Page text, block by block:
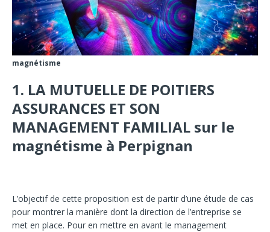
magnétisme
1. LA MUTUELLE DE POITIERS
ASSURANCES ET SON
MANAGEMENT FAMILIAL sur le
magnétisme à Perpignan
L’objectifde cette proposition est de partir d’une étude de cas
pour montrer la manière dont la direction de l’entreprise se
met en place. Pour en mettre en avant le management